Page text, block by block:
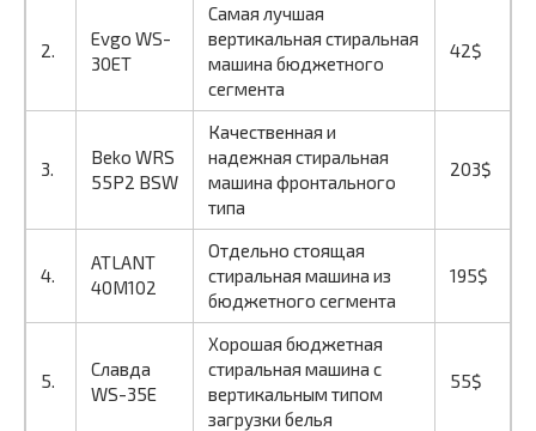
2.
Evgo WS-
30ET
Самая лучшая
вертикальная стиральная
машина бюджетного
сегмента
42$
3.
Beko WRS
55P2 BSW
Качественная и
надежная стиральная
машина фронтального
типа
203$
4.
ATLANT
40М102
Отдельно стоящая
стиральная машина из
бюджетного сегмента
195$
5.
Славда
WS-35E
Хорошая бюджетная
стиральная машина с
вертикальным типом
загрузки белья
55$